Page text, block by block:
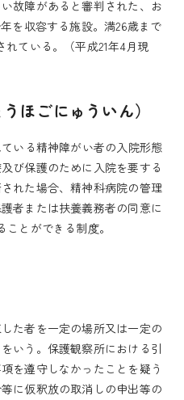
故障があると審判された、お
を収容する施設。満26歳まで
ている。（平成21年4月現
ほごにゅういん）
いる精神障がい者の入院形態
び保護のために入院を要する
れた場合、精神科病院の管理
者または扶養義務者の同意に
とができる制度。
た者を一定の場所又は一定の
いう。保護観察所における引
を遵守しなかったことを疑う
に仮釈放の取消しの申出等の